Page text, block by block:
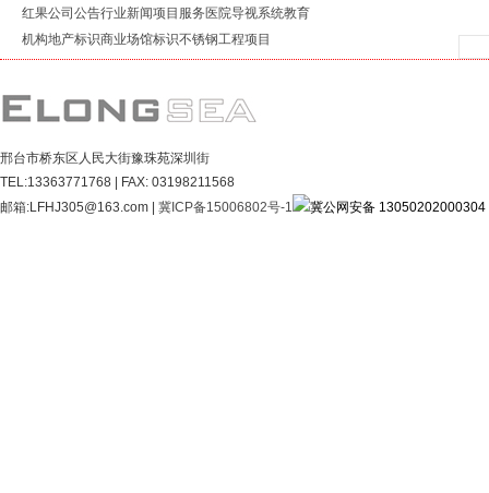
红果公司公告行业新闻项目服务 医院导视系统教育
机构地产标识商业场馆标识不锈钢工程项目
邢台市桥东区人民大街豫珠苑深圳街
TEL:13363771768 | FAX: 03198211568
邮箱:LFHJ305@163.com | 冀ICP备15006802号-1 冀公网安备 13050202000304